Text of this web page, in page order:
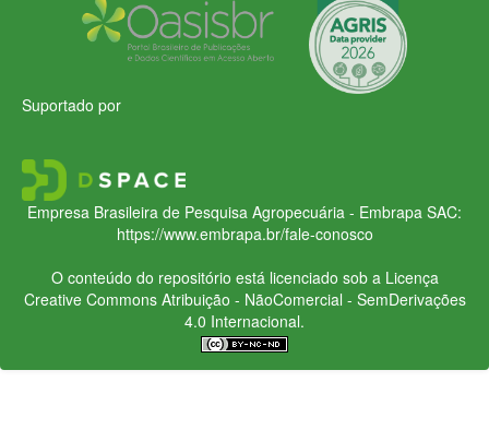
Suportado por
Empresa Brasileira de Pesquisa Agropecuária - Embrapa SAC:
https://www.embrapa.br/fale-conosco
O conteúdo do repositório está licenciado sob a Licença
Creative CommonsAtribuição - NãoComercial - SemDerivações
4.0 Internacional.